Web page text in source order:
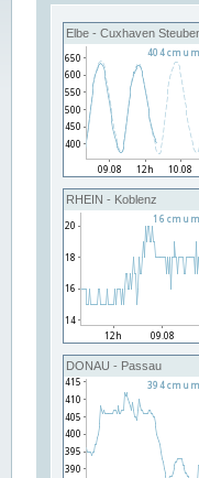
Elbe - Cuxhaven
RHEIN - Koblenz
DONAU - Passau